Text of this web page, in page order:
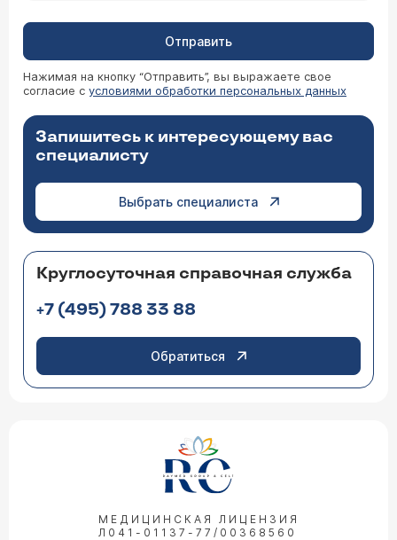
Отправить
Нажимая на кнопку “Отправить”, вы выражаете свое
согласие с условиями обработки персональных данных
Запишитесь к интересующему вас
специалисту
Выбрать специалиста
Круглосуточная справочная служба
+7 (495) 788 33 88
Обратиться
МЕДИЦИНСКАЯ ЛИЦЕНЗИЯ
Л041-01137-77/00368560